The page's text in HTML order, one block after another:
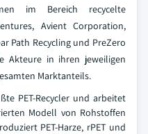
im Bereich recycelte
Avient Corporation,
Path Recycling und PreZero
Akteure in ihren jeweiligen
Marktanteils.
PET-Recycler und arbeitet
Modell von Rohstoffen
PET-Harze, rPET und